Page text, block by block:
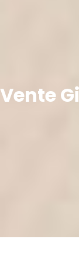
Vente